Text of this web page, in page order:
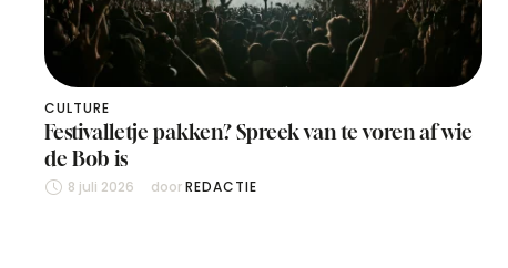
CULTURE
Festivalletje pakken? Spreek van te voren af wie
de Bob is
8 juli 2026 door REDACTIE